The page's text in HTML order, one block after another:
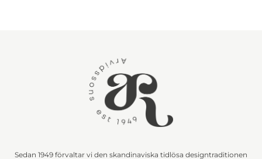
Sedan 1949 förvaltar vi den skandinaviska tidlösa designtraditionen